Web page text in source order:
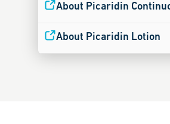
About Picaridin
About Picaridin Lotion